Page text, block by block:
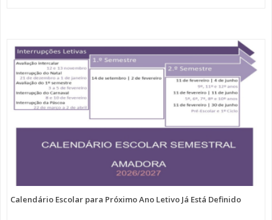
Calendário Escolar para Próximo Ano Letivo Já Está Definido